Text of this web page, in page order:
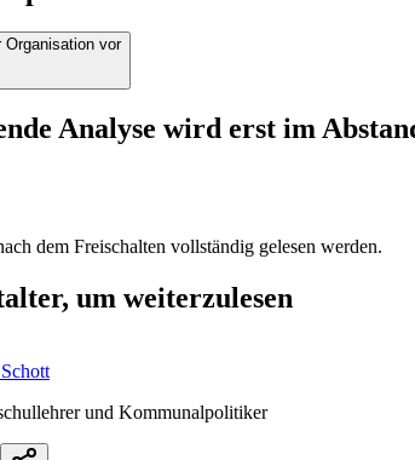
Organisation vor
Analyse wird erst im
dem Freischalten vollständig gelesen werden.
um weiterzulesen
und Kommunalpolitiker